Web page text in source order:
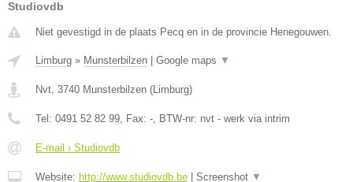
Studiovdb
Niet gevestigd in de plaats Pecq en in de provincie Henegouwen.
Limburg » Munsterbilzen | Google maps ▼
Nvt 3740 Munsterbilzen (Limburg)
Tel: 0491 52 82 99 , Fax: - , BTW-nr: nvt - werk via intrim
E-mail › Studiovdb
Website: http://www.studiovdb.be | Screenshot ▼